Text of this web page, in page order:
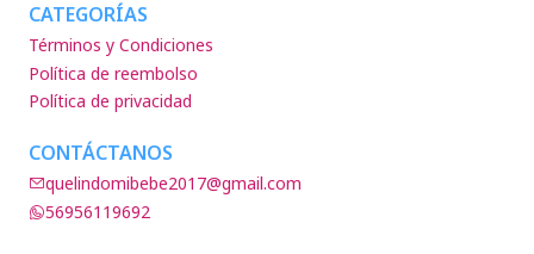
CATEGORÍAS
Términos y Condiciones
Política de reembolso
Política de privacidad
CONTÁCTANOS
quelindomibebe2017@gmail.com
56956119692